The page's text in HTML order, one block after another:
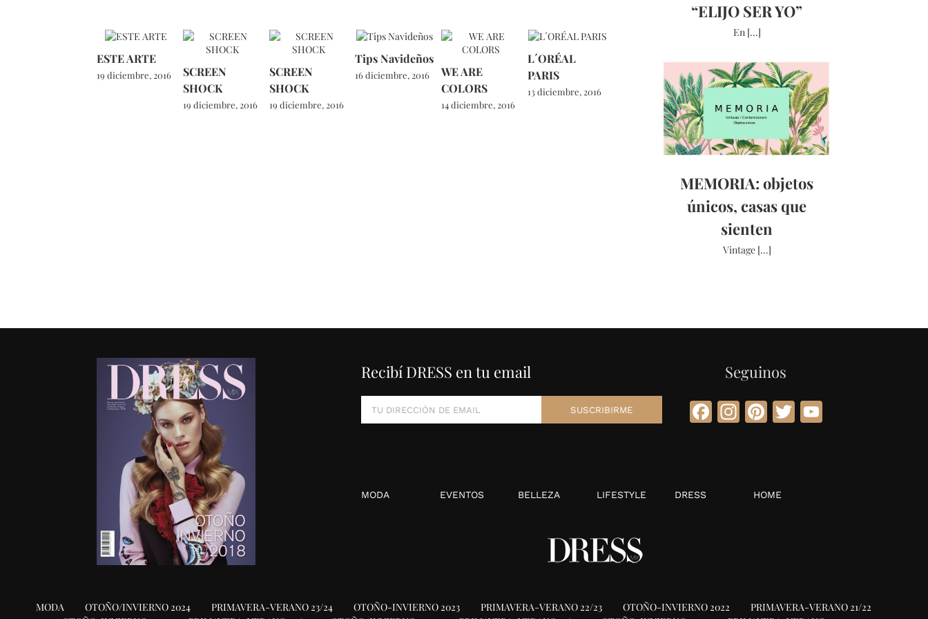
ESTE ARTE
19 diciembre, 2016
SCREEN
SHOCK
19 diciembre, 2016
SCREEN
SHOCK
19 diciembre, 2016
Tips Navideños
16 diciembre, 2016
WE ARE
COLORS
14 diciembre, 2016
L´ORÉAL
PARIS
13 diciembre, 2016
“ELIJO SER YO”
En [...]
MEMORIA: objetos
únicos, casas que
sienten
Vintage [...]
Recibí DRESS en tu email Seguinos
Facebook
Instagram
Pinterest
TwitterYouTube
MODA EVENTOS BELLEZA LIFESTYLE DRESS HOME
MODA OTOÑO/INVIERNO 2024 PRIMAVERA-VERANO 23/24 OTOÑO-INVIERNO 2023 PRIMAVERA-VERANO 22/23 OTOÑO-INVIERNO 2022
PRIMAVERA-VERANO 21/22